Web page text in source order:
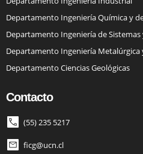
Departamento Ingeniería Química y
Departamento Ingeniería de
Departamento Ingeniería Metalúrgica
Departamento Ciencias Geológicas
Contacto
(55) 235 5217
ficg@ucn.cl